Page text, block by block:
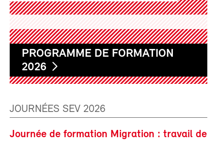
PROGRAMME DE FORMATION
2026
JOURNÉES SEV 2026
Journée de formation Migration : travail de